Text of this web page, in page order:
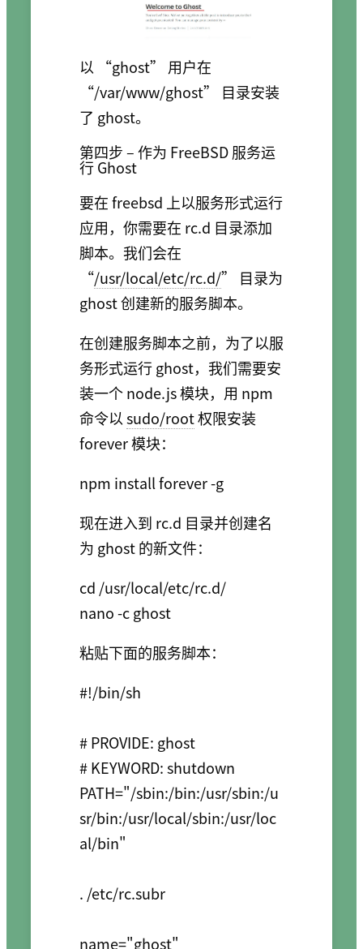
以 “ghost” 用户在
“/var/www/ghost” 目录安装
了 ghost。
第四步 – 作为 FreeBSD 服务运
行 Ghost
要在 freebsd 上以服务形式运行
应用，你需要在 rc.d 目录添加
脚本。我们会在
“/usr/local/etc/rc.d/” 目录为
ghost 创建新的服务脚本。
在创建服务脚本之前，为了以服
务形式运行 ghost，我们需要安
装一个 node.js 模块，用 npm
命令以sudo/root权限安装
forever 模块：
现在进入到 rc.d 目录并创建名
为 ghost 的新文件：
cd /usr/local/etc/rc.d/
粘贴下面的服务脚本：
#!/bin/sh
# PROVIDE: ghost
# KEYWORD: shutdown
PATH="/sbin:/bin:/usr/sbin:/u
sr/bin:/usr/local/sbin:/usr/loc
al/bin"
. /etc/rc.subr
name="ghost"